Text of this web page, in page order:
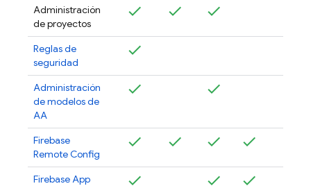
Administración
de proyectos
Reglas de
seguridad
Administración
de modelos de
AA
Firebase
Remote Config
Firebase App